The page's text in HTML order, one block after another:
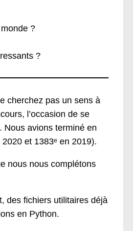
?
?
cherchez pas un sens à
l’occasion de se
Nous avions terminé en
et 1383ᵉ en 2019).
nous nous complétons
des fichiers utilitaires déjà
en Python.